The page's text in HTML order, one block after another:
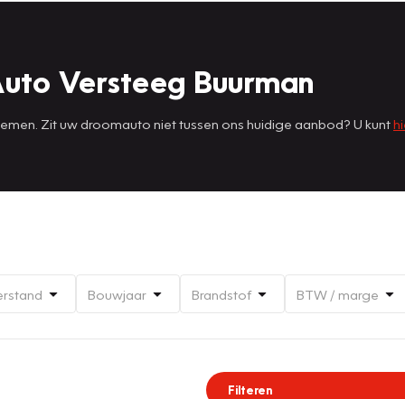
Versteeg Buurman
Zit uw droomauto niet tussen ons huidige aanbod? U kunt
Bouwjaar Brandstof BTW / marge
Filteren